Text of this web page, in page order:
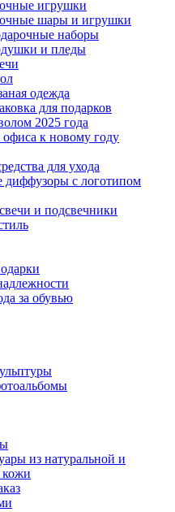
игрушки
шары и игрушки
наборы
и пледы
одежда
для подарков
2025 года
к новому году
для ухода
диффузоры с логотипом
и подсвечники
за обувью
из натуральной и
кожи